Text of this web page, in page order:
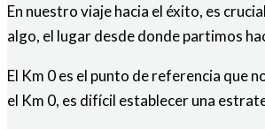
En nuestro viaje hacia el éxito, es
algo, el lugar desde donde partimos
El Km 0 es el punto de referencia que
el Km 0, es difícil establecer una